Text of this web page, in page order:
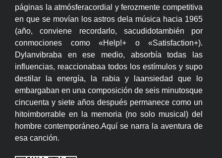
páginas la atmósferacordial y ferozmente competitiva
en que se movían los astros dela música hacia 1965
(año, conviene recordarlo, sacudidotambién por
conmociones como «Help!+ o «Satisfaction+).
Dylanvibraba en ese medio, absorbía todas las
influencias, reaccionabaa todos los estímulos y supo
destilar la energía, la rabia y laansiedad que lo
embargaban en una composición de seis minutosque
cincuenta y siete años después permanece como un
hitoimborrable en la memoria (no solo musical) del
hombre contemporáneo.Aquí se narra la aventura de
esa canción.